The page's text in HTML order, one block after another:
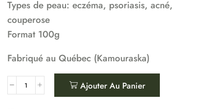
Types de peau: eczéma, psoriasis, acné,
couperose
Format 100g
Fabriqué au Québec (Kamouraska)
Ajouter Au Panier